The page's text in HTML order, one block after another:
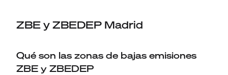
ZBE y ZBEDEP Madrid
Qué son las zonas de bajas emisiones
ZBE y ZBEDEP